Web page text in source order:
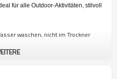
für alle Outdoor-Aktivitäten, stilvoll
waschen, nicht im Trockner